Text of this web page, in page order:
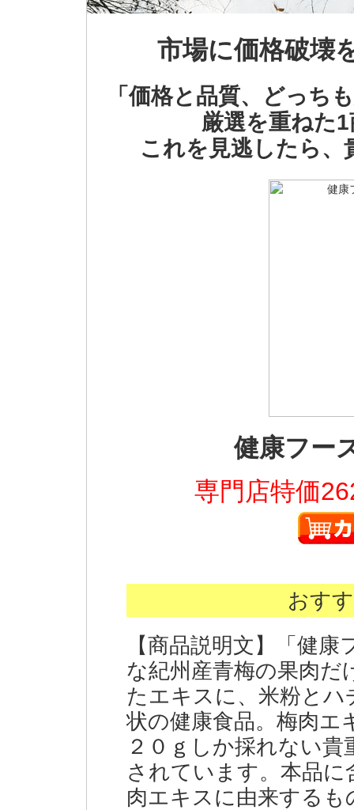
市場に価格破壊
「価格と品質、どっち
厳選を重ねた
これを見逃したら、
健康フー
専門店特価
おす
【商品説明文】「健
な紀州産青梅の果肉だ
たエキスに、米粉と
状の健康食品。梅肉エ
２０ｇしか採れない
されています。本品
肉エキスに由来する